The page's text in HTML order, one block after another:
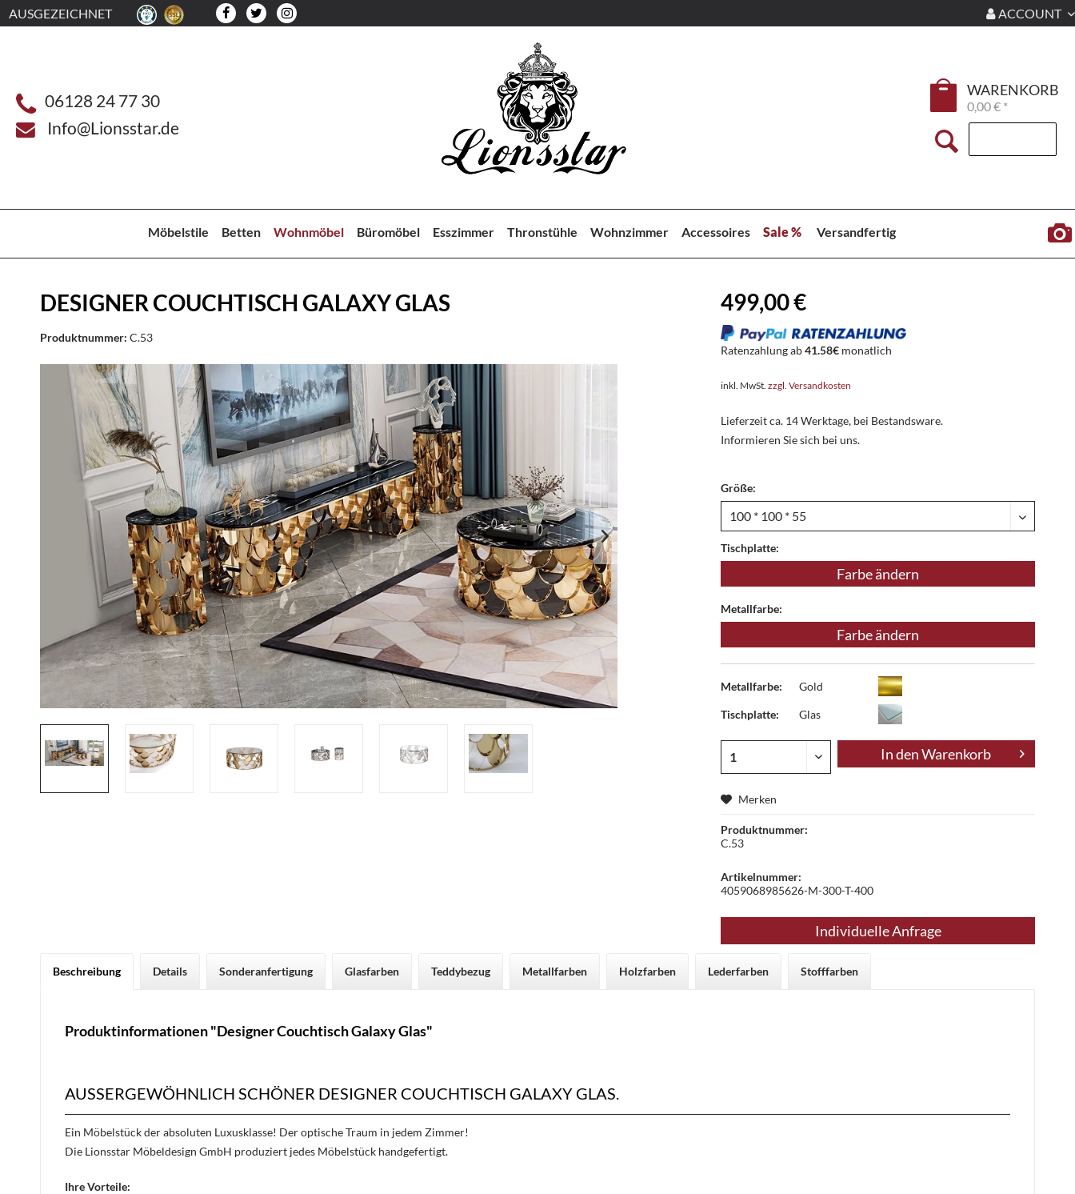
AUSGEZEICHNET ACCOUNT
06128 24 77 30
Info@Lionsstar.de
WARENKORB
0,00 € *
Möbelstile Betten Wohnmöbel Büromöbel Esszimmer Thronstühle Wohnzimmer Accessoires Sale % Versandfertig
DESIGNER COUCHTISCH GALAXY GLAS
Produktnummer: C.53
499,00 €
Ratenzahlung ab41.58€ monatlich
inkl. MwSt.zzgl. Versandkosten
Lieferzeit ca. 14 Werktage, bei Bestandsware.
Informieren Sie sich bei uns.
Größe:
Tischplatte:
Farbe ändern
Metallfarbe:
Farbe ändern
Metallfarbe: Gold
Tischplatte: Glas
In denWarenkorb
Merken
Produktnummer:
C.53
Artikelnummer:
4059068985626-M-300-T-400
Individuelle Anfrage
Beschreibung Details Sonderanfertigung Glasfarben Teddybezug Metallfarben Holzfarben Lederfarben Stofffarben
Produktinformationen "Designer Couchtisch Galaxy Glas"
AUSSERGEWÖHNLICH SCHÖNER DESIGNER COUCHTISCH GALAXY GLAS.
Ein Möbelstück der absoluten Luxusklasse! Der optische Traum in jedem Zimmer!
Die Lionsstar Möbeldesign GmbH produziert jedes Möbelstück handgefertigt.
Ihre Vorteile: